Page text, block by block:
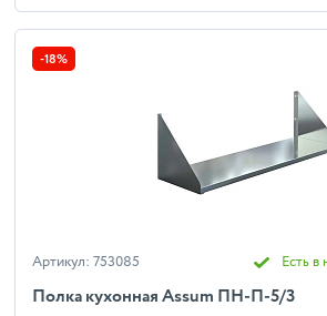
-18%
Артикул: 753085 Есть в
Полка кухонная Assum ПН-П-5/3